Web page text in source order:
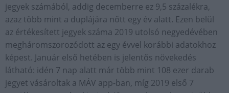
jegyek számából, addig decemberre ez 9,5 százalékra,
azaz több mint a duplájára nőtt egy év alatt. Ezen belül
az értékesített jegyek száma 2019 utolsó negyedévében
megháromszorozódott az egy évvel korábbi adatokhoz
képest. Január első hetében is jelentős növekedés
látható: idén 7 nap alatt már több mint 108 ezer darab
jegyet vásároltak a MÁV app-ban, míg 2019 első 7